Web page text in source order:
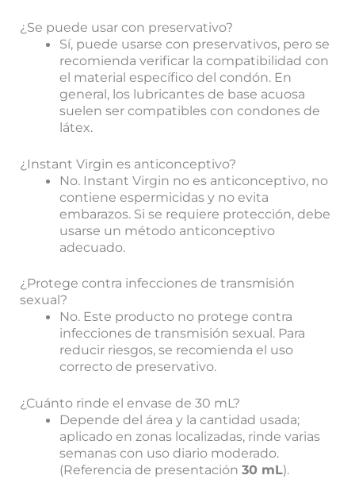
¿Se puede usar con preservativo?
Sí, puede usarse con preservativos, pero se
recomienda verificar la compatibilidad con
el material específico del condón. En
general, los lubricantes de base acuosa
suelen ser compatibles con condones de
látex.
¿Instant Virgin es anticonceptivo?
No. Instant Virgin no es anticonceptivo, no
contiene espermicidas y no evita
embarazos. Si se requiere protección, debe
usarse un método anticonceptivo
adecuado.
¿Protege contra infecciones de transmisión
sexual?
No. Este producto no protege contra
infecciones de transmisión sexual. Para
reducir riesgos, se recomienda el uso
correcto de preservativo.
¿Cuánto rinde el envase de 30 mL?
Depende del área y la cantidad usada;
aplicado en zonas localizadas, rinde varias
semanas con uso diario moderado.
(Referencia de presentación 30 mL).